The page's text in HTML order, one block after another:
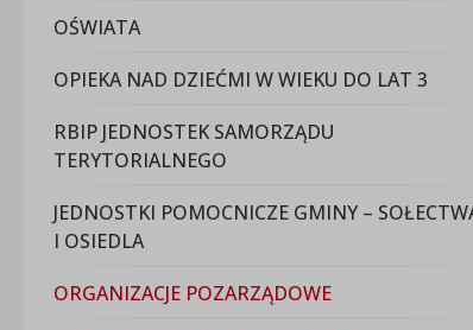
OŚWIATA
OPIEKA NAD DZIEĆMI W WIEKU DO LAT 3
RBIP JEDNOSTEK SAMORZĄDU
TERYTORIALNEGO
JEDNOSTKI POMOCNICZE GMINY –
I OSIEDLA
ORGANIZACJE POZARZĄDOWE